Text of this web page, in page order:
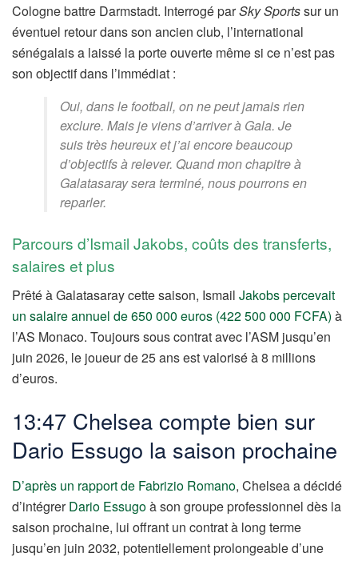
Cologne battre Darmstadt. Interrogé parSky Sportssur un
éventuel retour dans son ancien club, l’international
sénégalais a laissé la porte ouverte même si ce n’est pas
son objectif dans l’immédiat :
Oui, dans le football, on ne peut jamais rien
exclure. Mais je viens d’arriver à Gala. Je
suis très heureux et j’ai encore beaucoup
d’objectifs à relever. Quand mon chapitre à
Galatasaray sera terminé, nous pourrons en
reparler.
Parcours d’Ismail Jakobs, coûts des transferts,
salaires et plus
Prêté à Galatasaray cette saison, Ismail Jakobs percevait
un salaire annuel de 650 000 euros (422 500 000 FCFA) à
l’AS Monaco. Toujours sous contrat avec l’ASM jusqu’en
juin 2026, le joueur de 25 ans est valorisé à 8 millions
d’euros.
13:47 Chelsea compte bien sur
Dario Essugo la saison prochaine
D’après un rapport de Fabrizio Romano, Chelsea a décidé
d’intégrerDario Essugoà son groupe professionnel dès la
saison prochaine, lui offrant un contrat à long terme
jusqu’en juin 2032, potentiellement prolongeable d’une